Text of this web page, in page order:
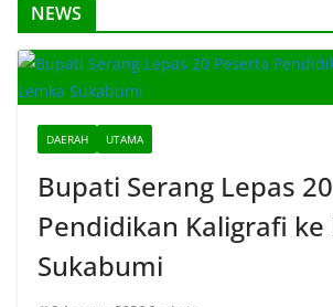
NEWS
DAERAH UTAMA
Bupati Serang Lepas
Pendidikan Kaligrafi ke
Sukabumi